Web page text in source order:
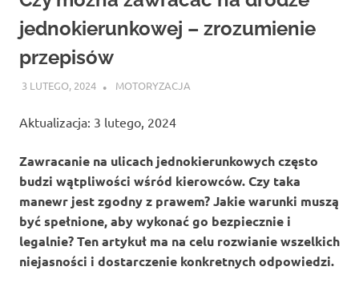
jednokierunkowej – zrozumienie
przepisów
3 LUTEGO, 2024 ATROX
MOTORYZACJA
Aktualizacja: 3 lutego, 2024
Zawracanie na ulicach jednokierunkowych często
budzi wątpliwości wśród kierowców. Czy taka
manewr jest zgodny z prawem? Jakie warunki muszą
być spełnione, aby wykonać go bezpiecznie i
legalnie? Ten artykuł ma na celu rozwianie wszelkich
niejasności i dostarczenie konkretnych odpowiedzi.